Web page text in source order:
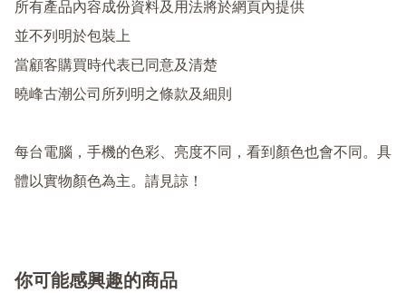
所有產品內容成份資料及用法將於網頁內提供
並不列明於包裝上
當顧客購買時代表已同意及清楚
曉峰古潮公司所列明之條款及細則
每台電腦，手機的色彩、亮度不同，看到顏色也會不同。具
體以實物顏色為主。請見諒！
你可能感興趣的商品